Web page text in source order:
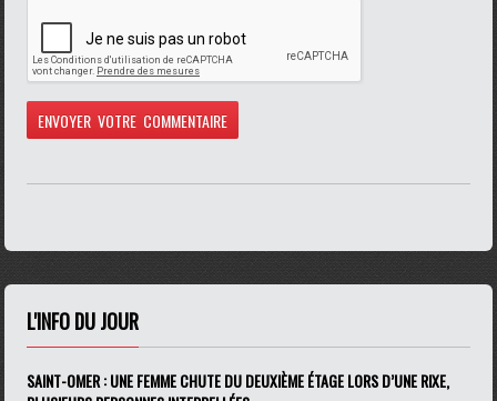
L'INFO DU JOUR
SAINT-OMER : UNE FEMME CHUTE DU DEUXIÈME ÉTAGE LORS D’UNE RIXE,